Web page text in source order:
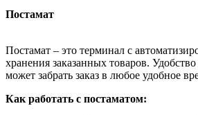
Постамат
Постамат – это терминал с
хранения заказанных товаров.
может забрать заказ в любое удобное
Как работать с постаматом: